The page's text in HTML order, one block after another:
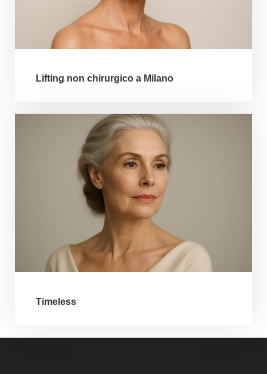
Lifting non chirurgico a Milano
Timeless